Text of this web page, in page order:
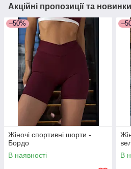
Акційні пропозиції та новинки
–50%
Жіночі спортивні шорти -
Бордо
В наявності
В